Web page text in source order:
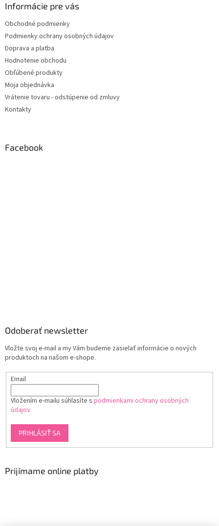
Informácie pre vás
Obchodné podmienky
Podmienky ochrany osobných údajov
Doprava a platba
Hodnotenie obchodu
Obľúbené produkty
Moja objednávka
Vrátenie tovaru - odstúpenie od zmluvy
Kontakty
Facebook
Odoberať newsletter
Vložte svoj e-mail a my Vám budeme zasielať informácie o nových
produktoch na našom e-shope.
Email
Vložením e-mailu súhlasíte s podmienkami ochrany osobných
údajov
PRIHLÁSIŤ SA
Prijímame online platby